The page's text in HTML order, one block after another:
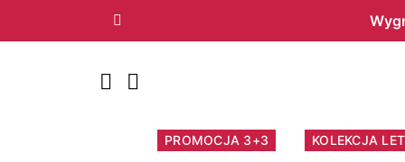
Poprzedni
PROMOCJA 3+3 KOLEKCJA